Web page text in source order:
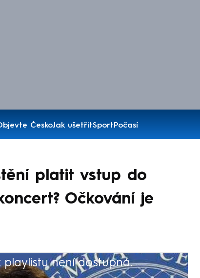
ČeskoJak ušetřitSportPočasí
platit vstup do
Očkování je
není dostupná.